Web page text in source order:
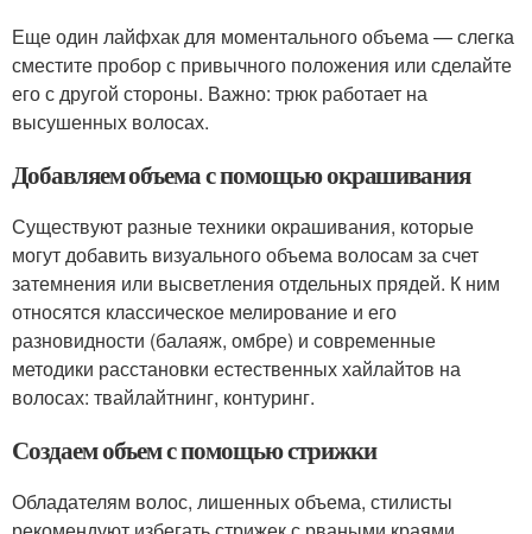
Еще один лайфхак для моментального объема — слегка
сместите пробор с привычного положения или сделайте
его с другой стороны. Важно: трюк работает на
высушенных волосах.
Добавляем объема с помощью окрашивания
Существуют разные техники окрашивания, которые
могут добавить визуального объема волосам за счет
затемнения или высветления отдельных прядей. К ним
относятся классическое мелирование и его
разновидности (балаяж, омбре) и современные
методики расстановки естественных хайлайтов на
волосах: твайлайтнинг, контуринг.
Создаем объем с помощью стрижки
Обладателям волос, лишенных объема, стилисты